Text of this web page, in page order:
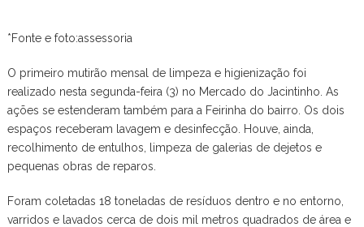
*Fonte e foto:assessoria
O primeiro mutirão mensal de limpeza e higienização foi
realizado nesta segunda-feira (3) no Mercado do Jacintinho. As
ações se estenderam também para a Feirinha do bairro. Os dois
espaços receberam lavagem e desinfecção. Houve, ainda,
recolhimento de entulhos, limpeza de galerias de dejetos e
pequenas obras de reparos.
Foram coletadas 18 toneladas de resíduos dentro e no entorno,
varridos e lavados cerca de dois mil metros quadrados de área e